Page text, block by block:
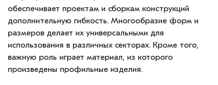
обеспечивает проектам и сборкам конструкций
дополнительную гибкость. Многообразие форм и
размеров делает их универсальными для
использования в различных секторах. Кроме того,
важную роль играет материал, из которого
произведены профильные изделия.